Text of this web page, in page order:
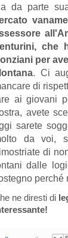
da parte
che
per
. Ci
di
ai giovani
avete
sarete
da voi,
di
dalle
perché
ne diresti di